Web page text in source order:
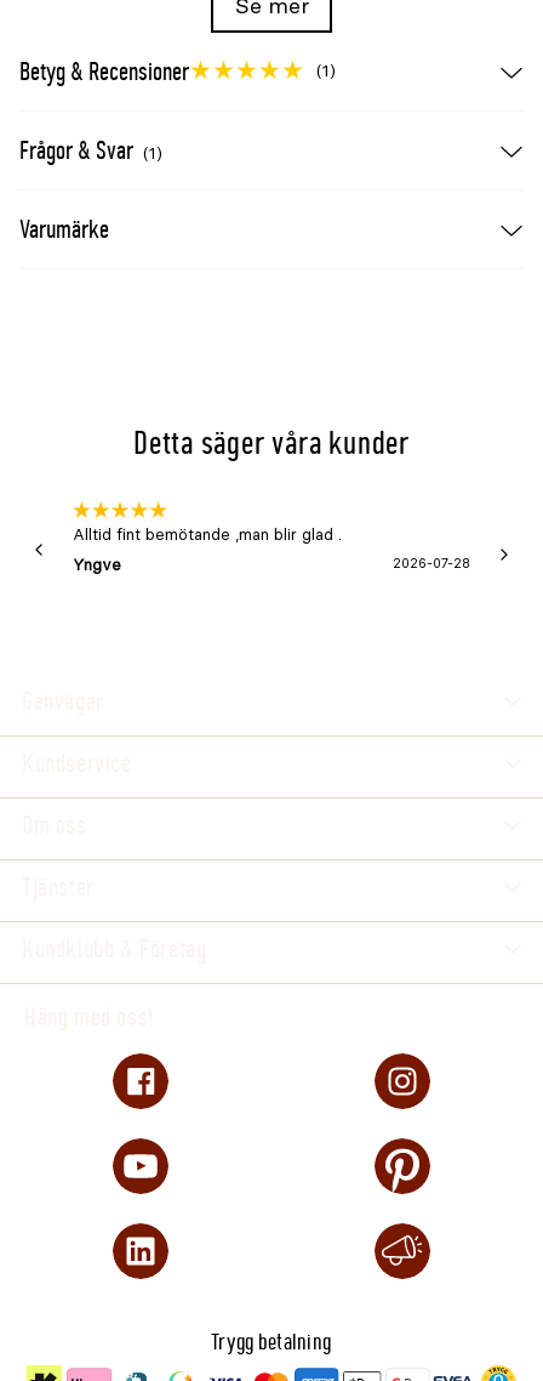
Red Gorilla
Produkttyp
Flexikorg
Färg
Grön
Material
Se mer
Betyg & Recensioner (1)
Frågor & Svar (1)
Varumärke
Detta säger våra kunder
Alltid fint bemötande ,man blir glad .
Yngve
2026-07-28
Trygg betalning